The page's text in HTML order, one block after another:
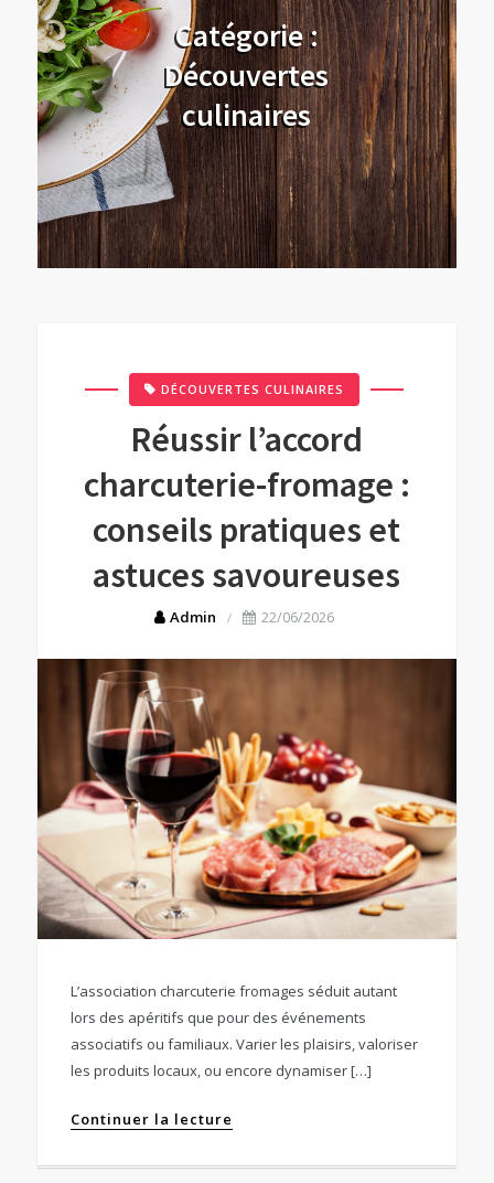
Catégorie :
Découvertes
culinaires
DÉCOUVERTES CULINAIRES
Réussir l’accord
charcuterie-fromage :
conseils pratiques et
astuces savoureuses
Admin 22/06/2026
L’association charcuterie fromages séduit autant
lors des apéritifs que pour des événements
associatifs ou familiaux. Varier les plaisirs, valoriser
les produits locaux, ou encore dynamiser […]
Continuer la lecture